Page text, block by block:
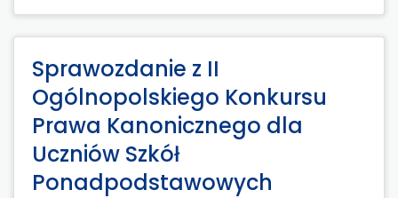
Sprawozdanie z II
Ogólnopolskiego Konkursu
Prawa Kanonicznego dla
Uczniów Szkół
Ponadpodstawowych